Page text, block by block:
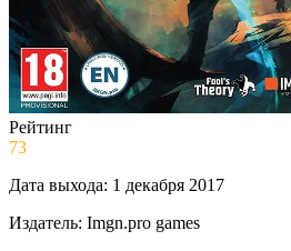
Рейтинг
73
Дата выхода: 1 декабря 2017
Издатель: Imgn.pro games